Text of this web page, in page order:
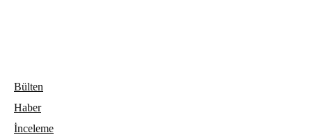
Bülten
Haber
İnceleme